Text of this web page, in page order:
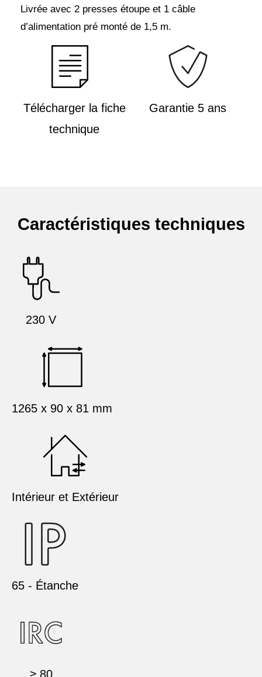
Livrée avec 2 presses étoupe et 1 câble
d’alimentation pré monté de 1,5 m.
Télécharger la fiche
technique
Garantie 5 ans
Caractéristiques techniques
230 V
1265 x 90 x 81 mm
Intérieur et Extérieur
65 - Étanche
≥ 80